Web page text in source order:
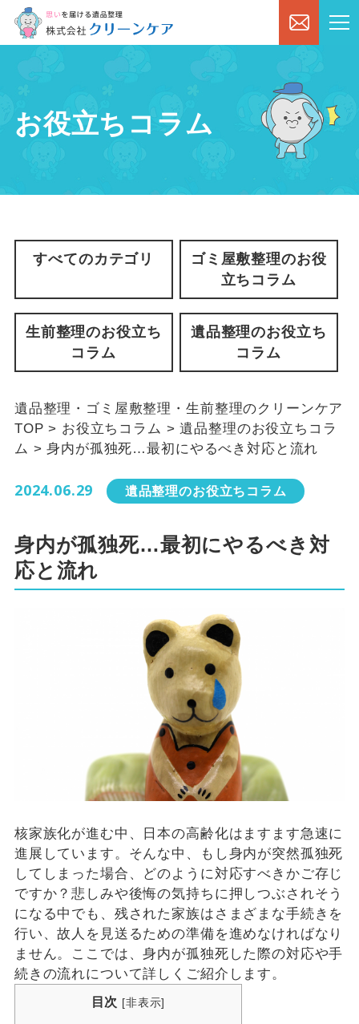
お役立ちコラム
すべてのカテゴリ
ゴミ屋敷整理のお役
立ちコラム
生前整理のお役立ち
コラム
遺品整理のお役立ち
コラム
遺品整理・ゴミ屋敷整理・生前整理のクリーンケア
TOP > お役立ちコラム >遺品整理のお役立ちコラ
ム >身内が孤独死…最初にやるべき対応と流れ
2024.06.29 遺品整理のお役立ちコラム
身内が孤独死…最初にやるべき対
応と流れ
核家族化が進む中、日本の高齢化はますます急速に
進展しています。そんな中、もし身内が突然孤独死
してしまった場合、どのように対応すべきかご存じ
ですか？悲しみや後悔の気持ちに押しつぶされそう
になる中でも、残された家族はさまざまな手続きを
行い、故人を見送るための準備を進めなければなり
ません。ここでは、身内が孤独死した際の対応や手
続きの流れについて詳しくご紹介します。
目次 [非表示]